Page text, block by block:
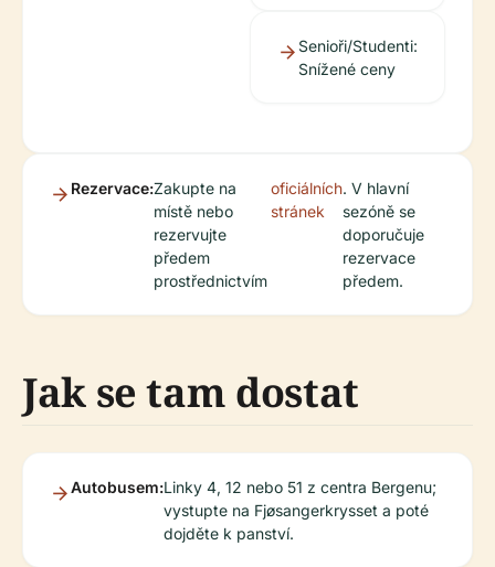
Senioři/Studenti:
Snížené ceny
Rezervace:Zakupte na
místě nebo
rezervujte
předem
prostřednictvím
oficiálních
stránek
. V hlavní
sezóně se
doporučuje
rezervace
předem.
Jak se tam dostat
Autobusem:Linky 4, 12 nebo 51 z centra Bergenu;
vystupte na Fjøsangerkrysset a poté
dojděte k panství.